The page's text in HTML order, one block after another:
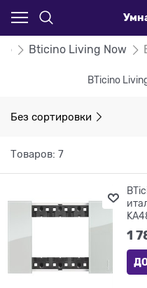
Bticino Living Now
BTicino
Без сортировки
Товаров: 7
1